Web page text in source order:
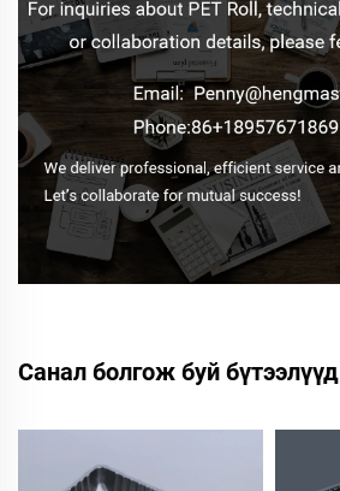
Санал болгож буй бүтээлүүд